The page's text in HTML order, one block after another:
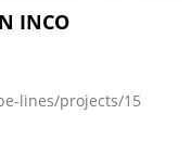
INCO
lines/projects/15